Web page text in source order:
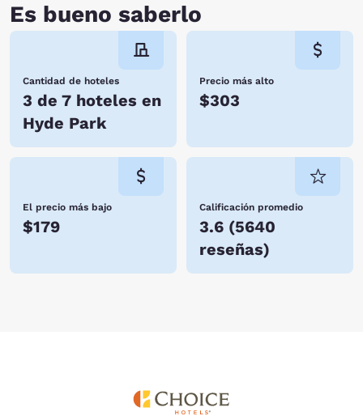
Es bueno saberlo
Cantidad de hoteles
3 de 7 hoteles en
Hyde Park
Precio más alto
$303
El precio más bajo
$179
Calificación promedio
3.6 (5640
reseñas)